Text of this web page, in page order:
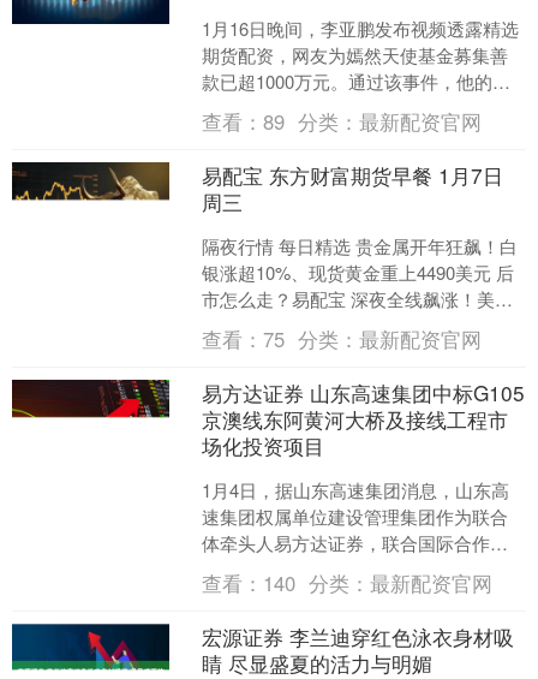
1月16日晚间，李亚鹏发布视频透露精选
期货配资，网友为嫣然天使基金募集善
款已超1000万元。通过该事件，他的个
人口碑迎来逆转。然而，在《新京报》
官方微博1月16....
查看：89 分类：最新配资官网
易配宝 东方财富期货早餐 1月7日
周三
隔夜行情 每日精选 贵金属开年狂飙！白
银涨超10%、现货黄金重上4490美元 后
市怎么走？易配宝 深夜全线飙涨！美联
储降息大消息！“应降息超100个基点” 新
一....
查看：75 分类：最新配资官网
易方达证券 山东高速集团中标G105
京澳线东阿黄河大桥及接线工程市
场化投资项目
1月4日，据山东高速集团消息，山东高
速集团权属单位建设管理集团作为联合
体牵头人易方达证券，联合国际合作公
司、公路桥梁集团、山东省交通设计集
团，于近日中标G105....
查看： 140 分类：最新配资官网
宏源证券 李兰迪穿红色泳衣身材吸
睛 尽显盛夏的活力与明媚